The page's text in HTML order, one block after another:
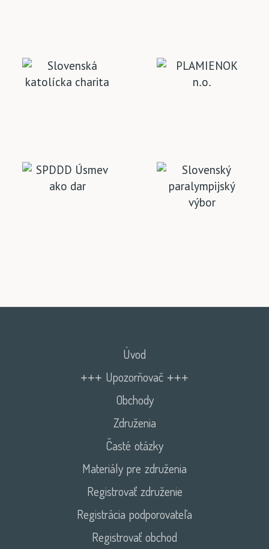
Úvod
+++ Upozorňovač +++
Obchody
Združenia
Časté otázky
Materiály pre združenia
Registrovať združenie
Registrácia podporovateľa
Registrovať obchod